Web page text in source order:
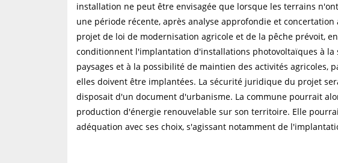
installation ne peut être envisagée que lorsque les terrains
une période récente, après analyse approfondie et
projet de loi de modernisation agricole et de la pêche prévoit,
conditionnent l'implantation d'installations photovoltaïques à la
paysages et à la possibilité de maintien des activités agricoles,
elles doivent être implantées. La sécurité juridique du projet
disposait d'un document d'urbanisme. La commune pourrait
production d'énergie renouvelable sur son territoire. Elle
adéquation avec ses choix, s'agissant notamment de